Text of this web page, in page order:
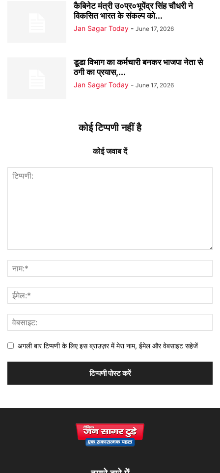
कैबिनेट मंत्री उ०प्र०भूपेंद्र सिंह चौधरी ने
विकसित भारत के संकल्प को...
Jan Sagar Today - June 17, 2026
डूडा विभाग का कर्मचारी बनकर भाजपा नेता से
ठगी का प्रयास,...
Jan Sagar Today - June 17, 2026
कोई टिप्पणी नहीं है
कोई जवाब दें
अगली बार टिप्पणी के लिए इस ब्राउज़र में मेरा नाम, ईमेल और वेबसाइट सहेजें